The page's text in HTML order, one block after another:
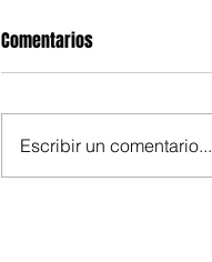
Comentarios
Escribir un comentario...